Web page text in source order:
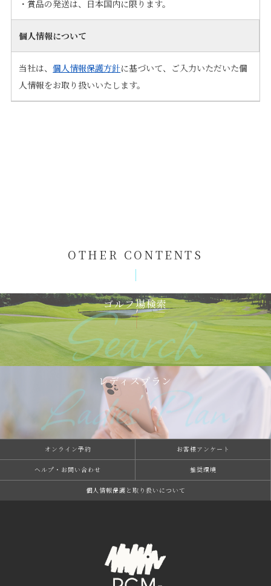
・賞品の発送は、日本国内に限ります。
個人情報について
当社は、個人情報保護方針に基づいて、ご入力いただいた個
人情報をお取り扱いいたします。
OTHER CONTENTS
ゴルフ場検索
レディスプラン
オンライン予約 お客様アンケート
ヘルプ・お問い合わせ 推奨環境
個⼈情報保護と取り扱いについて